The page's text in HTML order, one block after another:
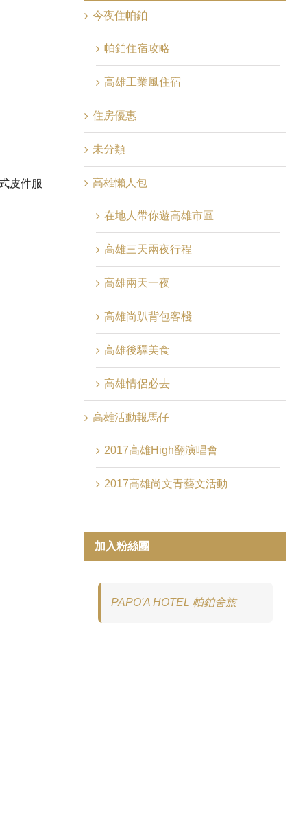
皮件服
今夜住帕鉑
帕鉑住宿攻略
高雄工業風住宿
住房優惠
未分類
高雄懶人包
在地人帶你遊高雄市區
高雄三天兩夜行程
高雄兩天一夜
高雄尚趴背包客棧
高雄後驛美食
高雄情侶必去
高雄活動報馬仔
2017高雄High翻演唱會
2017高雄尚文青藝文活動
加入粉絲團
PAPO'A HOTEL 帕鉑舍旅